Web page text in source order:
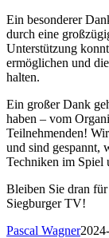
Ein besonderer
durch eine
Unterstützung
ermöglichen und
halten.
Ein großer Dank
haben – vom
Teilnehmenden!
und sind gespannt,
Techniken im Spiel
Bleiben Sie dran
Siegburger TV!
Pascal Wagner